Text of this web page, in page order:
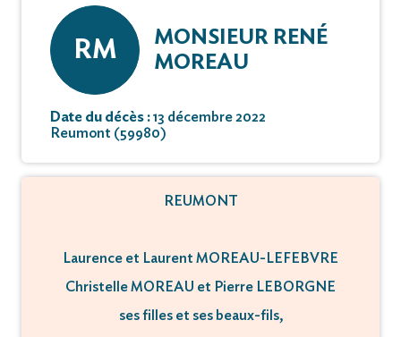
RM
MONSIEUR RENÉ
MOREAU
Date du décès :13 décembre 2022
Reumont (59980)
REUMONT
Laurence et Laurent MOREAU-LEFEBVRE
Christelle MOREAU et Pierre LEBORGNE
ses filles et ses beaux-fils,